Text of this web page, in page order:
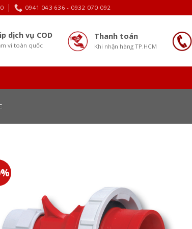
0941 043 636 - 0932 070 092
dịch vụ COD
vi toàn quốc
Thanh toán
Khi nhận hàng TP.HCM